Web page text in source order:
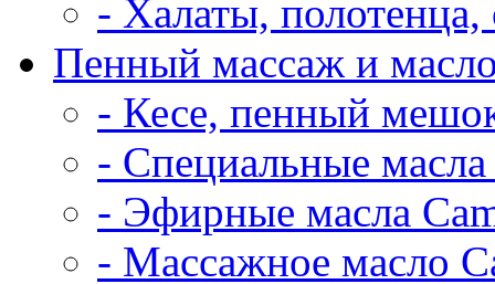
- Халаты, полотенца,
Пенный массаж и
- Кесе, пенный
- Специальные
- Эфирные масла
- Массажное масло